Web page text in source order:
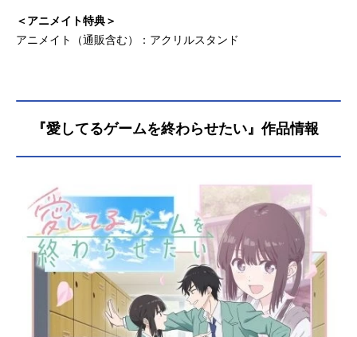
＜アニメイト特典＞
アニメイト（通販含む）：アクリルスタンド
『愛してるゲームを終わらせたい』作品情報